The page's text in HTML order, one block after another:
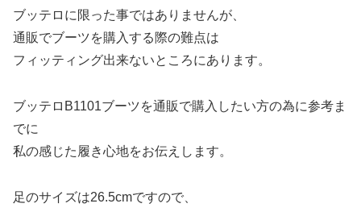
ブッテロに限った事ではありませんが、
通販でブーツを購入する際の難点は
フィッティング出来ないところにあります。
ブッテロB1101ブーツを通販で購入したい方の為に参考ま
でに
私の感じた履き心地をお伝えします。
足のサイズは26.5cmですので、